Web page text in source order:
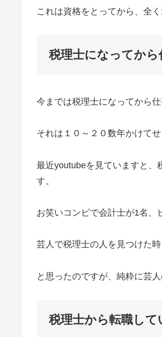
これは資格をとってから、全
税理士になってか
今までは税理士になってから
それは１０～２０数年かけて
最近youtubeを見ていますと、
す。
お笑いコンビで会計士が1名、
芸人で税理士の人を見つけた
と思ったのですが、純粋に芸
税理士から転職して